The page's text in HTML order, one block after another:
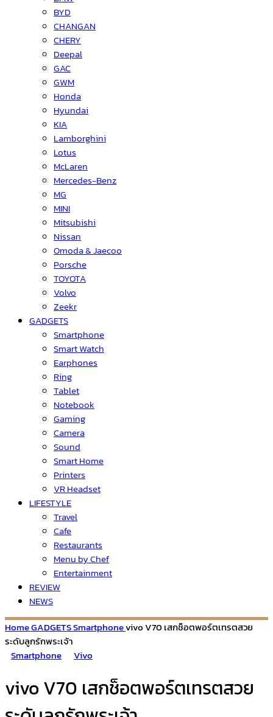
BYD
CHANGAN
CHERY
Deepal
GAC
GWM
Honda
Hyundai
KIA
Lamborghini
Lotus
McLaren
Mercedes-Benz
MG
MINI
Mitsubishi
Nissan
Omoda & Jaecoo
Porsche
TOYOTA
Volvo
Zeekr
GADGETS
Smartphone
Smart Watch
Earphones
Ring
Tablet
Notebook
Gaming
Camera
Sound
Smart Home
Printers
VR Headset
LIFESTYLE
Travel
Cafe
Restaurants
Menu by Chef
Entertainment
REVIEW
NEWS
HomeGADGETSSmartphonevivo V70 เสกช็อตพอร์ตเทรตสวย
ระดับลูกรักพระเจ้า
Smartphone
Vivo
vivo V70 เสกช็อตพอร์ตเทรตสวย